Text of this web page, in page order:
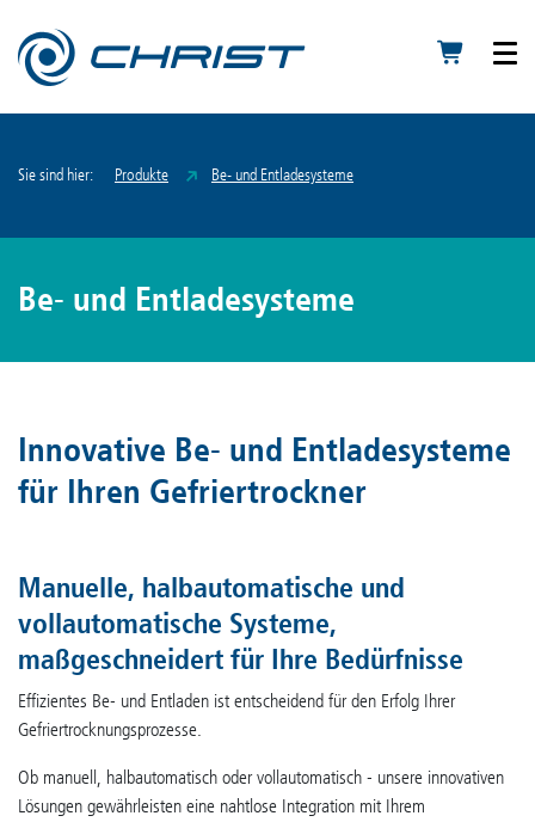
Sie sind hier: Produkte Be- und Entladesysteme
Be- und Entladesysteme
Innovative Be- und Entladesysteme
für Ihren Gefriertrockner
Manuelle, halbautomatische und
vollautomatische Systeme,
maßgeschneidert für Ihre Bedürfnisse
Effizientes Be- und Entladen ist entscheidend für den Erfolg Ihrer
Gefriertrocknungsprozesse.
Ob manuell, halbautomatisch oder vollautomatisch - unsere innovativen
Lösungen gewährleisten eine nahtlose Integration mit Ihrem